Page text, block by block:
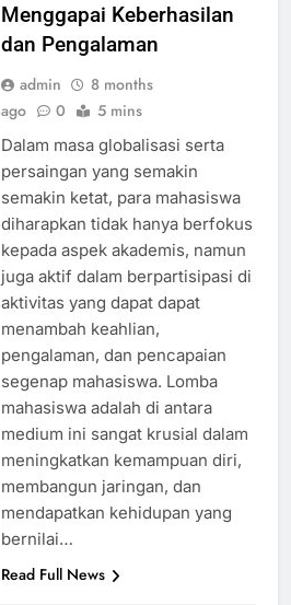
Menggapai Keberhasilan
dan Pengalaman
admin
8 months
ago
0 5 mins
Dalam masa globalisasi serta
persaingan yang semakin
semakin ketat, para mahasiswa
diharapkan tidak hanya berfokus
kepada aspek akademis, namun
juga aktif dalam berpartisipasi di
aktivitas yang dapat dapat
menambah keahlian,
pengalaman, dan pencapaian
segenap mahasiswa. Lomba
mahasiswa adalah di antara
medium ini sangat krusial dalam
meningkatkan kemampuan diri,
membangun jaringan, dan
mendapatkan kehidupan yang
bernilai…
Read Full News